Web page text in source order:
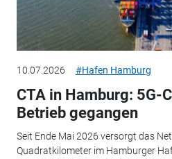
10.07.2026 #Hafen Hamburg
CTA in Hamburg: 5G-
Betrieb gegangen
Seit Ende Mai 2026 versorgt das
Quadratkilometer im Hamburger